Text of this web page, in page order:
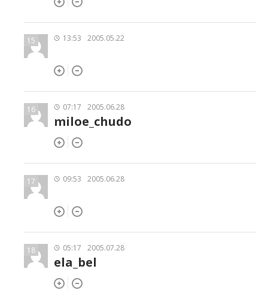
15 13:53 2005.05.22
16 07:17 2005.06.28
miloe_chudo
17 09:53 2005.06.28
18 05:17 2005.07.28
ela_bel